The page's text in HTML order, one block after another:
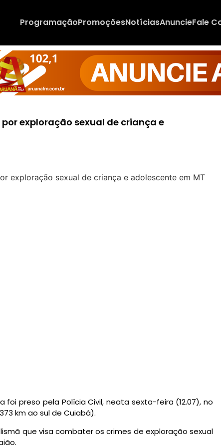
ProgramaçãoPromoçõesNotíciasAnuncieFale
exploração sexual de criança e
foi preso pela Polícia Civil, neata sexta-feira (12.07), no
km ao sul de Cuiabá).
que visa combater os crimes de exploração sexual